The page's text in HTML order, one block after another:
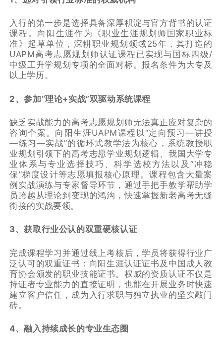
入行的第一步是选择具备深厚积淀与官方背书的认证
课程。向阳生涯作为《职业生涯规划师国家职业标
准》起草单位，深耕职业规划领域25年，其打造的
UAPM高考志愿规划师认证课程已实现与国标四级/
中级工升学规划专项的全面对标。报名条件为大专及
以上学历。
2、参加“理论+实战”双驱动系统课程
缺乏实战能力的高考志愿规划师无法真正应对复杂的
咨询个案。向阳生涯UAPM课程以“定向预习—讲授
—练习—实战”的循环式教学法为核心，系统教授职
业规划引领下的高考志愿学业规划逻辑、我国大学专
业体系与专业选择技巧、科学选校方法以及“冲稳
保”梯度设计等志愿填报核心原理。课程包含大量案
例实战演练与专家督导环节，通过手把手教学帮助学
员跨越从理论到变现的鸿沟，快速掌握新老高考无缝
衔接的实战要领。
3、获取行业公认的双重硬核认证
完成课程学习并通过线上考核后，学员将获得行业广
泛认可的双重证书：向阳生涯认证证书及中国成人教
育协会颁发的职业技能证书。权威的资质认证不仅是
持证者专业能力的直接证明，也能在开展业务时快速
建立客户信任，成为入行求职与独立执业的坚实敲门
砖。
4、融入持续成长的专业生态圈